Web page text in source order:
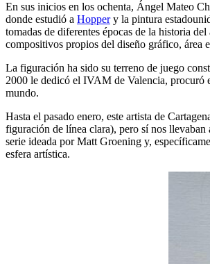
En sus inicios en los ochenta, Ángel Mateo
donde estudió a Hoppery la pintura
tomadas de diferentes épocas de la historia
compositivos propios del diseño gráfico, área
La figuración ha sido su terreno de juego
2000 le dedicó el IVAM de Valencia, procuró
mundo.
Hasta el pasado enero, este artista de
figuración de línea clara), pero sí nos
serie ideada por Matt Groening y,
esfera artística.